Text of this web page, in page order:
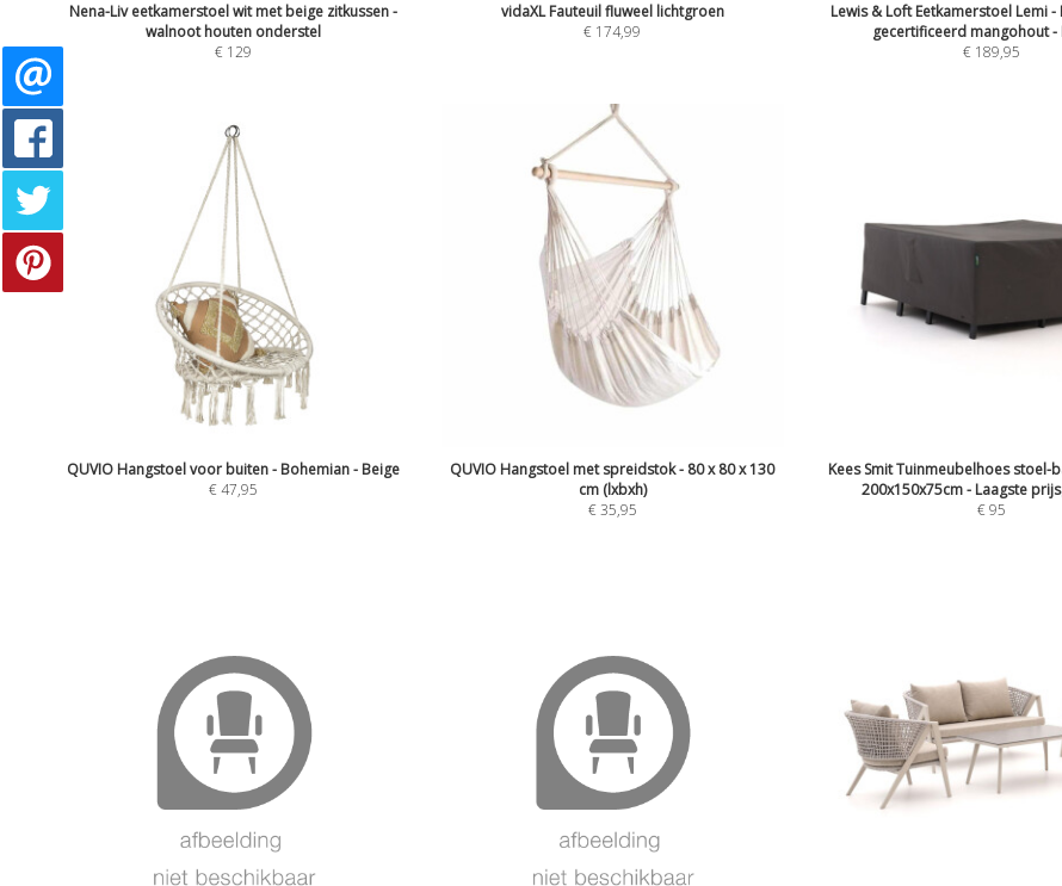
Nena-Liv eetkamerstoel wit met beige zitkussen -
walnoot houten onderstel
€ 129
vidaXL Fauteuil fluweel lichtgroen
€ 174,99
Lewis & Loft Eetkamerstoel Lemi -
gecertificeerd mangohout -
€ 189,95
QUVIO Hangstoel voor buiten - Bohemian - Beige
€47,95
QUVIO Hangstoel met spreidstok - 80 x 80 x 130
cm (lxbxh)
€35,95
Kees Smit Tuinmeubelhoes stoel-
200x150x75cm - Laagste
€95